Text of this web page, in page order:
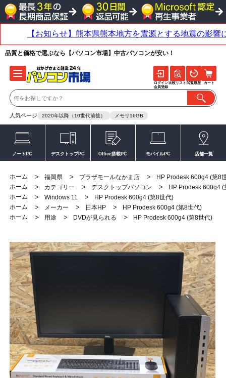
品質と価格で選ぶなら【パソコン市場】中古パソコンが安い！
人気ページ 2020年以降（10世代前後） メモリ16GB
ログイン
会員登録
比較リスト 閲覧履歴 カート
ノートPC デスクトップPC Office搭載PC モバイルPC 店舗一覧
ホーム > 福岡県 > プラザモールなかま店 >
HP Prodesk 600g4 (第8
ホーム
> カテゴリー > デスクトップパソコン >
HP Prodesk 600g4 (
ホーム
> Windows 11 >
HP Prodesk 600g4 (第8世代)
ホーム
> メーカー > 日本HP >
HP Prodesk 600g4 (第8世代)
ホーム
> 用途 > DVDが見られる > HP Prodesk 600g4 (第8世代)